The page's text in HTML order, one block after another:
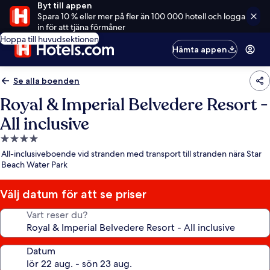
Byt till appen
Spara 10 % eller mer på fler än 100 000 hotell och logga
in för att tjäna förmåner
Hoppa till huvudsektionen
Hämta appen
Se alla boenden
Royal & Imperial Belvedere Resort -
All inclusive
4.0-
stjärnigt
boende
All-inclusiveboende vid stranden med transport till stranden nära Star
Beach Water Park
Välj datum för att se priser
Vart reser du?
Datum